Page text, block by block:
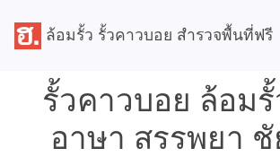
ล้อมรั้ว รั้วคาวบอย สำรวจพื้นที่ฟรี
รั้วคาวบอย ล้อม
อาษา สรรพยา